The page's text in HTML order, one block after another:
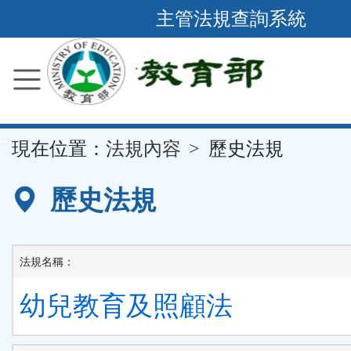
到
要
容
區
主管法規查詢系統
現在位置： 法規內容 歷史法規
歷史法規
法規名稱：
幼兒教育及照顧法